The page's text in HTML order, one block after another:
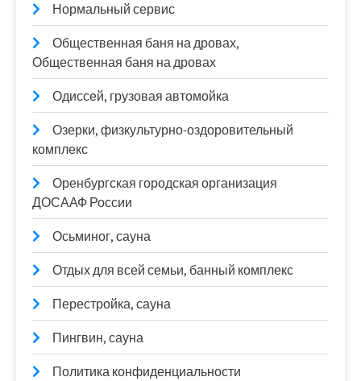
Нормальный сервис
Общественная баня на дровах,
Общественная баня на дровах
Одиссей, грузовая автомойка
Озерки, физкультурно-оздоровительный
комплекс
Оренбургская городская организация
ДОСААФ России
Осьминог, сауна
Отдых для всей семьи, банный комплекс
Перестройка, сауна
Пингвин, сауна
Политика конфиденциальности